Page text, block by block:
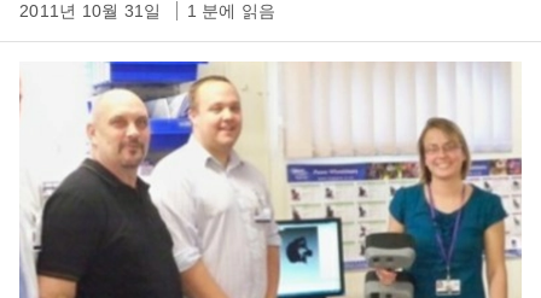
2011년 10월 31일 1 분에 읽음